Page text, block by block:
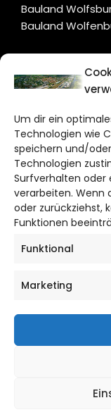
Um dir ein
Technologien wie
speichern und/
Technologien
Surfverhalten oder
verarbeiten. Wenn
oder zurückziehst,
Funktionen
Funktional
Marketing
Bauland
Bauland
CITYLIFE!
Bruchtorwall 12
38100
Telefon: 0531
DAS
Impressum
Cookie Richtlinie
CITYLIFE!